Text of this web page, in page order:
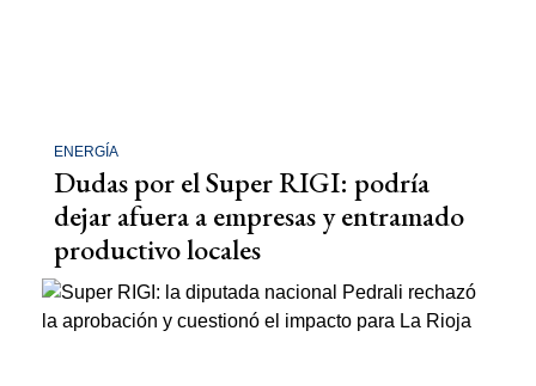
ENERGÍA
Dudas por el Super RIGI: podría
dejar afuera a empresas y entramado
productivo locales